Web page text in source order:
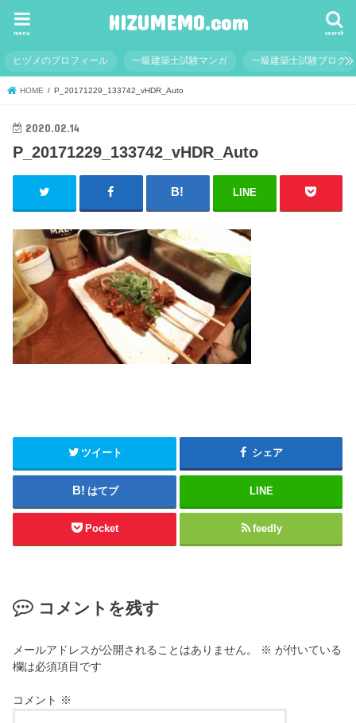
HIZUMEMO.com search
menu
ヒヅメのプロフィール 一級建築士試験マンガ 一級建築士試験ブログ
HOME P_20171229_133742_vHDR_Auto
2020.02.14
P_20171229_133742_vHDR_Auto
LINE
ツイート シェア
はてブ LINE
Pocket feedly
コメントを残す
メールアドレスが公開されることはありません。 ※ が付いている
欄は必須項目です
コメント ※